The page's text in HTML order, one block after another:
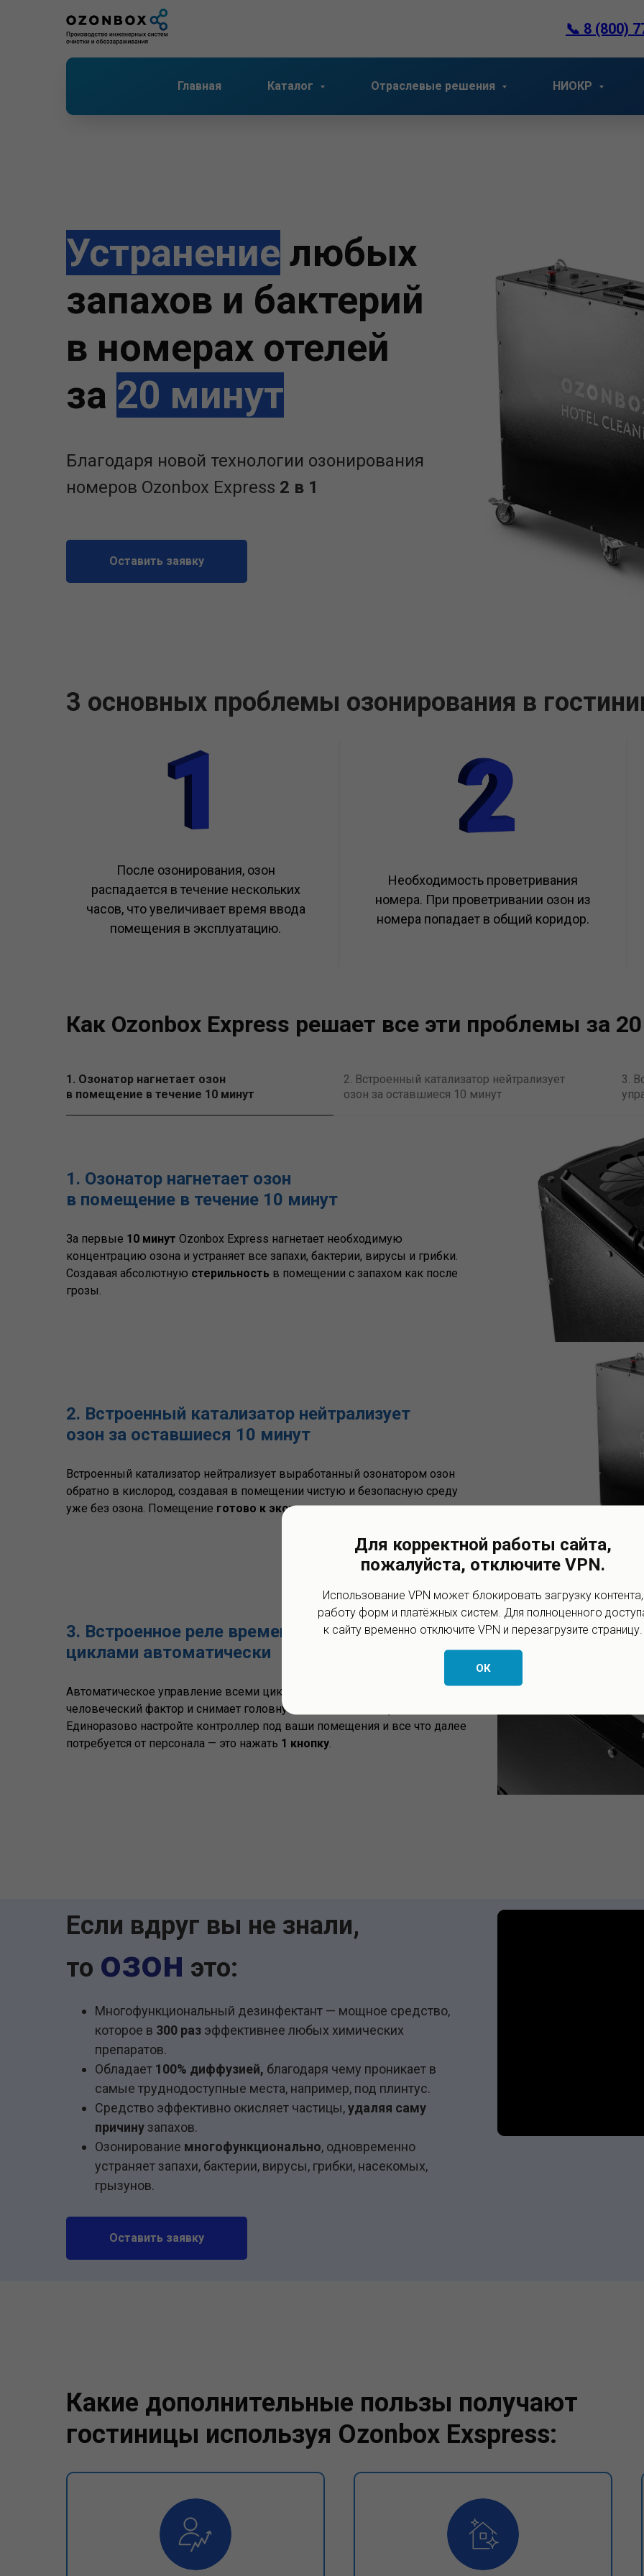
📞 8 (800)
Главная Каталог Отраслевые решения НИОКР
Устранение любых
запахов и бактерий
в номерах отелей
за 20 минут
Благодаря новой технологии озонирования
номеров Ozonbox Express 2 в 1
Оставить заявку
3 основных проблемы озонирования в
После озонирования, озон
распадается в течение нескольких
часов, что увеличивает время ввода
помещения в эксплуатацию.
Необходимость проветривания
номера. При проветривании озон из
номера попадает в общий коридор.
Как Ozonbox Express решает все эти проблемы за
1. Озонатор нагнетает озон
в помещение в течение 10 минут
2. Встроенный катализатор нейтрализует
озон за оставшиеся 10 минут
3.
1. Озонатор нагнетает озон
в помещение в течение 10 минут
За первые 10 минут Ozonbox Express нагнетает необходимую
концентрацию озона и устраняет все запахи, бактерии, вирусы и грибки.
Создавая абсолютную стерильность в помещении с запахом как после
грозы.
2. Встроенный катализатор нейтрализует
озон за оставшиеся 10 минут
Встроенный катализатор нейтрализует выработанный озонатором озон
обратно в кислород, создавая в помещении чистую и безопасную среду
уже без озона. Помещение готово к эксплуатации.
3. Встроенное реле времени управляет
циклами автоматически
Автоматическое управление всеми циклами работы исключает
человеческий фактор и снимает головную боль с
Единоразово настройте контроллер под ваши помещения и все что далее
потребуется от персонала — это нажать 1 кнопку.
Если вдруг вы не знали,
то озон это:
Многофункциональный дезинфектант — мощное средство,
которое в 300 раз эффективнее любых химических
препаратов.
Обладает 100% диффузией, благодаря чему проникает в
самые труднодоступные места, например, под плинтус.
Средство эффективно окисляет частицы,удаляя саму
причинузапахов.
Озонирование многофункционально, одновременно
устраняет запахи, бактерии, вирусы, грибки, насекомых,
грызунов.
Оставить заявку
Какие дополнительные пользы получают
гостиницы используя Ozonbox Exspress:
Для корректной работы сайта,
пожалуйста, отключите VPN.
Использование VPN может блокировать загрузку контента,
работу форм и платёжных систем. Для полноценного
к сайту временно отключите VPN и перезагрузите страницу.
ОК